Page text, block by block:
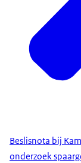
Beslisnota bij
onderzoek